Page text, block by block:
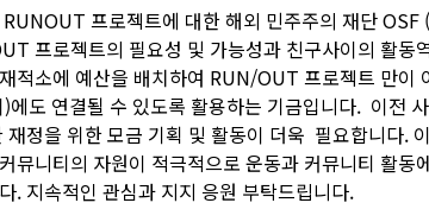
프로젝트에 대한 해외 민주주의 재단
프로젝트의 필요성 및 가능성과 친구사이의 활동
적소에 예산을 배치하여 RUN/OUT 프로젝트 만이
에도 연결될 수 있도록 활용하는 기금입니다. 이전
정을 위한 모금 기획 및 활동이 더욱 필요합니다.
뮤니티의 자원이 적극적으로 운동과 커뮤니티 활동
. 지속적인 관심과 지지 응원 부탁드립니다.